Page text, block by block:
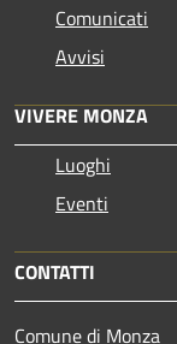
Comunicati
Avvisi
VIVERE MONZA
Luoghi
Eventi
CONTATTI
Comune di Monza